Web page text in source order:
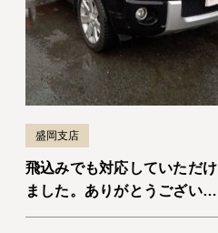
盛岡支店
飛込みでも対応していただけ
ました。ありがとうございま
した。デリカD:5